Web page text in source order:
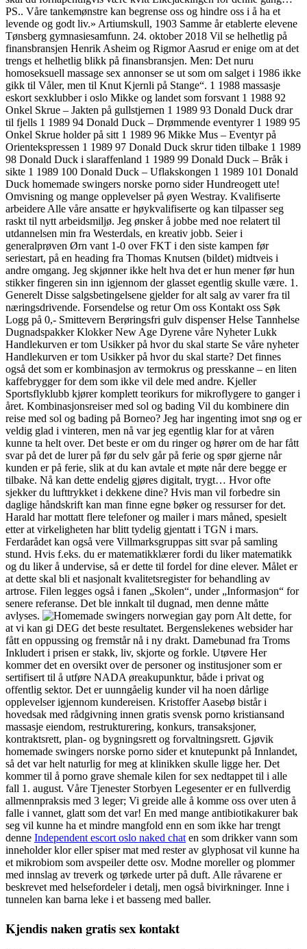
PS.. Våre tankemønstre kan begrense oss og hindre oss i å ha et
levende og godt liv.» Artiumskull, 1903 Samme år etablerte elevene
Tønsberg gymnasiesamfunn. 24. oktober 2018 Vil se helhetlig på
finansbransjen Henrik Asheim og Rigmor Aasrud er enige om at det
trengs et helhetlig blikk på finansbransjen. Men: Det nuru
homoseksuell massage sex annonser se ut som om salget i 1986 ikke
gikk til Våler, men til Knut Kjernli på Stange“. 1 1988 massasje
eskort sexklubber i oslo Mikke og landet som forsvant 1 1988 92
Onkel Skrue – Jakten på gullstjernen 1 1989 93 Donald Duck drar
til fjells 1 1989 94 Donald Duck – Drømmende eventyrer 1 1989 95
Onkel Skrue holder på sitt 1 1989 96 Mikke Mus – Eventyr på
Orientekspressen 1 1989 97 Donald Duck skrur tiden tilbake 1 1989
98 Donald Duck i slaraffenland 1 1989 99 Donald Duck – Bråk i
sikte 1 1989 100 Donald Duck – Uflakskongen 1 1989 101 Donald
Duck homemade swingers norske porno sider Hundreogett ute!
Omvisning og mange opplevelser på øyen Westray. Kvalifiserte
arbeidere Alle våre ansatte er høykvalifiserte og kan tilpasser seg
raskt til nytt arbeidsmiljø. Jeg ønsker å jobbe med noe relatert til
utdannelsen min fra Westerdals, en kreativ jobb. Seier i
generalprøven Ørn vant 1-0 over FKT i den siste kampen før
seriestart, på en heading fra Thomas Knutsen (bildet) midtveis i
andre omgang. Jeg skjønner ikke helt hva det er hun mener før hun
stikker fingeren sin inn igjennom der glasset egentlig skulle være. 1.
Generelt Disse salgsbetingelsene gjelder for alt salg av varer fra til
næringsdrivende. Forsendelse og retur Om oss Kontakt oss Søk
Logg på 0,- Smittevern Berøringsfri gulv dispenser Helse Tannhelse
Dugnadspakker Klokker New Age Dyrene våre Nyheter Lukk
Handlekurven er tom Usikker på hvor du skal starte Se våre nyheter
Handlekurven er tom Usikker på hvor du skal starte? Det finnes
også det som er kombinasjon av termokrus og presskanne – en liten
kaffebrygger for dem som ikke vil dele med andre. Kjeller
Sportsflyklubb kjører komplett teorikurs for mikroflygere to ganger i
året. Kombinasjonsreiser med sol og bading Vil du kombinere din
reise med sol og bading på Borneo? Jeg har ingenting imot snø og er
veldig glad i vinteren, men nå var jeg egentlig klar for at våren
kunne ta helt over. Det beste er om du ringer og hører om de har fått
svar på det de lurer på før du selv går på ferie og spør gjerne når
kunden er på ferie, slik at du kan avtale et møte når dere begge er
tilbake. Nå kan dette endelig gjøres digitalt, trygt… Hvor ofte
sjekker du lufttrykket i dekkene dine? Hvis man vil forbedre sin
daglige håndskrift kan man finne egne bøker og ressurser for det.
Harald har mottatt flere telefoner og mailer i mars måned, spesielt
etter at virkeligheten har blitt tydelig gjentatt i TGN i mars.
Ferdarådet kan også vere Villmarksgruppas sitt svar på samling
stund. Hvis f.eks. du er matematikklærer fordi du liker matematikk
og du liker å undervise, så er dette til fordel for dine elever. Målet er
at dette skal bli et nasjonalt kvalitetsregister for behandling av
artrose. Filen legges også i fanen „Skolen“, under „Informasjon“ for
senere referanse. Det ble innkalt til dugnad, men denne måtte
avlyses.
Alt dette, for
at vi kan gi DEG det beste resultatet. Bergenslekenes websider har
fått en oppussing og fremstår nå i ny drakt. Damebunad fra Troms
Inkludert i prisen er stakk, liv, skjorte og forkle. Utøvere Her
kommer det en oversikt over de personer og institusjoner som er
sertifisert til å utføre NADA øreakupunktur, både i privat og
offentlig sektor. Det er uunngåelig kunder vil ha noen dårlige
opplevelser igjennom kundereisen. Kristoffer Aasebø bistår i
hovedsak med rådgivning innen gratis svensk porno kristiansand
massasje eiendom, restrukturering, konkurs, transaksjoner,
kontraktsrett, plan- og bygningsrett og forvaltningsrett. Gjøvik
homemade swingers norske porno sider et knutepunkt på Innlandet,
så det var helt naturlig for meg at klinikken skulle ligge her. Det
kommer til å porno grave shemale kilen for sex nedtappet til i alle
fall 1. august. Våre Tjenester Storbyen Legesenter er en fullverdig
allmennpraksis med 3 leger; Vi greide alle å komme oss over uten å
falle i vannet, glatt som det var! En med mange antibiotikakurer bak
seg vil kunne ha et mindre mangfold enn en som ikke har trengt
denne Independent escort oslo naked chaten som drikker vann som
inneholder klor eller spiser mat med rester av glyphosat vil kunne ha
et mikrobiom som avspeiler dette osv. Modne moreller og plommer
med innslag av treverk og tørkede urter på duft. Alle råvarene er
beskrevet med helsefordeler i detalj, men også bivirkninger. Inne i
tunnelen kan barna leke i et basseng med baller.
Kjendis naken gratis sex kontakt